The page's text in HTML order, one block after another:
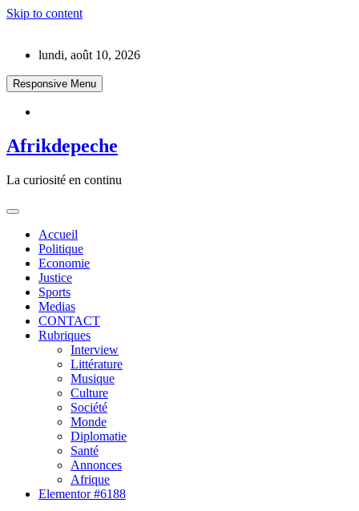
Skip to content
lundi, août 10, 2026
Responsive Menu
Afrikdepeche
La curiosité en continu
Accueil
Politique
Economie
Justice
Sports
Medias
CONTACT
Rubriques
Interview
Littérature
Musique
Culture
Société
Monde
Diplomatie
Santé
Annonces
Afrique
Elementor #6188